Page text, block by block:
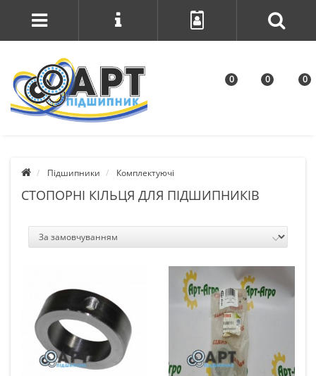
0 0 0
Підшипники Комплектуючі
СТОПОРНІ КІЛЬЦЯ ДЛЯ ПІДШИПНИКІВ